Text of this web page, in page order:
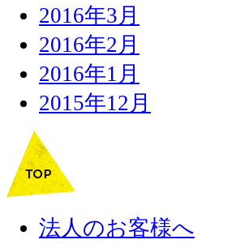
2016年3月
2016年2月
2016年1月
2015年12月
法人のお客様へ